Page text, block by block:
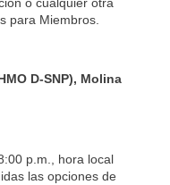
para Miembros.
D-SNP), Molina
p.m., hora local
las opciones de